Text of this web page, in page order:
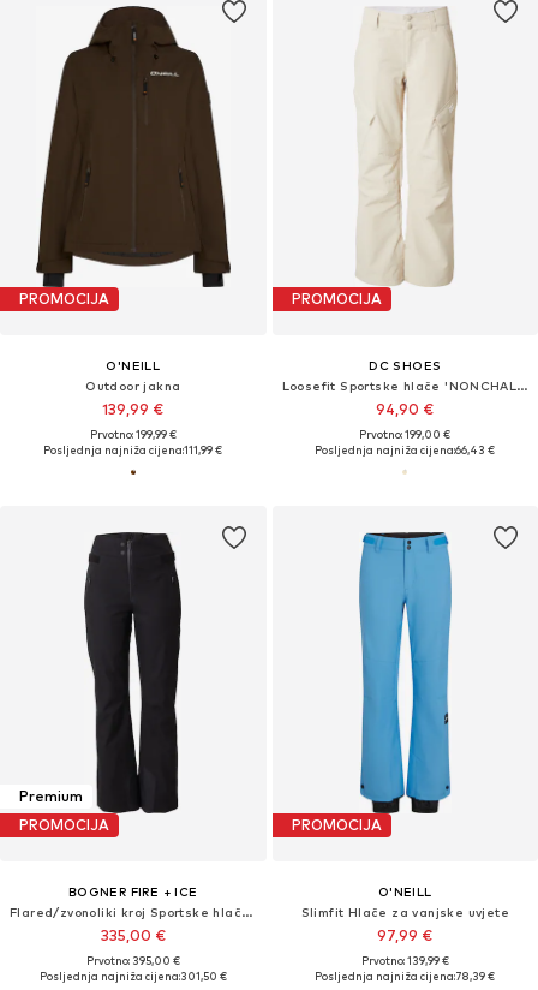
PROMOCIJA
O'NEILL
Outdoor jakna
139,99 €
Prvotno: 199,99 €
Posljednja najniža cijena:111,99 €
PROMOCIJA
DC SHOES
Loosefit Sportske hlače 'NONCHALANT'
94,90 €
Prvotno: 199,00 €
Posljednja najniža cijena:66,43 €
Premium
PROMOCIJA
BOGNER FIRE + ICE
Flared/zvonoliki kroj Sportske hlače 'BORJA4-T'
335,00 €
Prvotno: 395,00 €
Posljednja najniža cijena:301,50 €
PROMOCIJA
O'NEILL
Slimfit Hlače za vanjske uvjete
97,99 €
Prvotno: 139,99 €
Posljednja najniža cijena:78,39 €